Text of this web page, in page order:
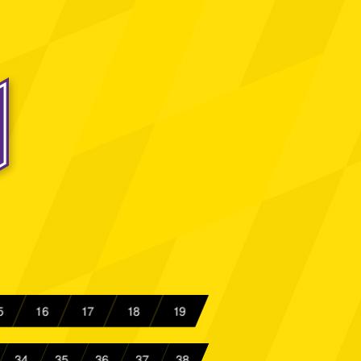
Berlin
09
Spielbericht
Spielbericht
16 17 18 19